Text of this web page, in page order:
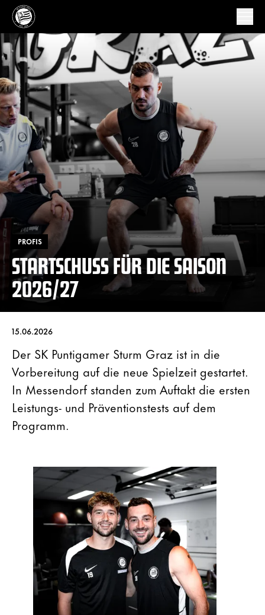
PROFIS
STARTSCHUSS FÜR DIE SAISON
2026/27
15.06.2026
Der SK Puntigamer Sturm Graz ist in die
Vorbereitung auf die neue Spielzeit gestartet.
In Messendorf standen zum Auftakt die ersten
Leistungs- und Präventionstests auf dem
Programm.